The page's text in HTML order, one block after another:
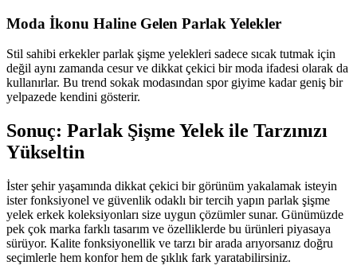
Moda İkonu Haline Gelen Parlak Yelekler
Stil sahibi erkekler parlak şişme yelekleri sadece sıcak tutmak için
değil aynı zamanda cesur ve dikkat çekici bir moda ifadesi olarak da
kullanırlar. Bu trend sokak modasından spor giyime kadar geniş bir
yelpazede kendini gösterir.
Sonuç: Parlak Şişme Yelek ile Tarzınızı
Yükseltin
İster şehir yaşamında dikkat çekici bir görünüm yakalamak isteyin
ister fonksiyonel ve güvenlik odaklı bir tercih yapın parlak şişme
yelek erkek koleksiyonları size uygun çözümler sunar. Günümüzde
pek çok marka farklı tasarım ve özelliklerde bu ürünleri piyasaya
sürüyor. Kalite fonksiyonellik ve tarzı bir arada arıyorsanız doğru
seçimlerle hem konfor hem de şıklık fark yaratabilirsiniz.